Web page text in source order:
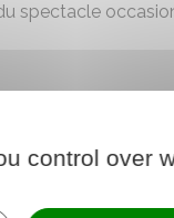
spectacle
control over